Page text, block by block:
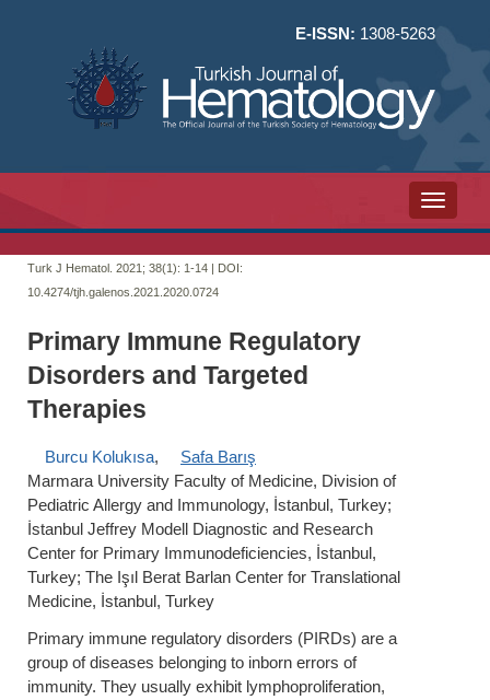
E-ISSN: 1308-5263
Toggle
Turk J Hematol. 2021; 38(1): 1-14 | DOI:
10.4274/tjh.galenos.2021.2020.0724
Primary Immune Regulatory
Disorders and Targeted
Therapies
Burcu Kolukısa,
Safa Barış
Marmara University Faculty of Medicine, Division of
Pediatric Allergy and Immunology, İstanbul, Turkey;
İstanbul Jeffrey Modell Diagnostic and Research
Center for Primary Immunodeficiencies, İstanbul,
Turkey; The Işıl Berat Barlan Center for Translational
Medicine, İstanbul, Turkey
Primary immune regulatory disorders (PIRDs) are a
group of diseases belonging to inborn errors of
immunity. They usually exhibit lymphoproliferation,